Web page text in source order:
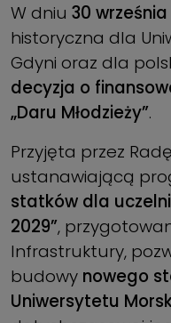
W dniu 30
historyczna dla
Gdyni oraz dla
decyzja o
„Daru Młodzieży”.
Przyjęta przez
ustanawiającą
statków dla
2029”,
Infrastruktury,
budowy nowego
Uniwersytetu